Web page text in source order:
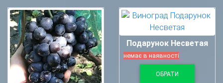
Подарунок Несветая
немає в наявності
ОБРАТИ